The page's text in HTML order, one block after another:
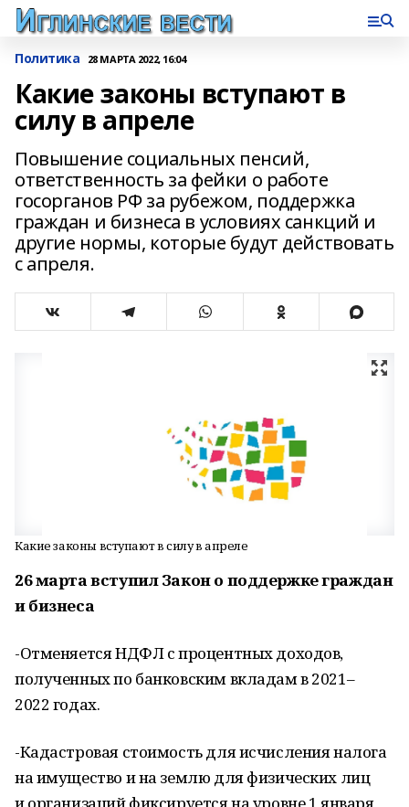
Политика 28 МАРТА 2022, 16:04
Какие законы вступают в
силу в апреле
Повышение социальных пенсий,
ответственность за фейки о работе
госорганов РФ за рубежом, поддержка
граждан и бизнеса в условиях санкций и
другие нормы, которые будут действовать
с апреля.
Какие законы вступают в силу в апреле
26 марта вступил Законо поддержке граждан
и бизнеса
-Отменяется НДФЛ с процентных доходов,
полученных по банковским вкладам в 2021–
2022 годах.
-Кадастровая стоимость для исчисления налога
на имущество и на землю для физических лиц